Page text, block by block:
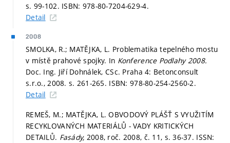
s. 99-102. ISBN: 978-80-7204-629-4.
Detail
2008
SMOLKA, R.; MATĚJKA, L. Problematika tepelného mostu
v místě prahové spojky. In Konference Podlahy 2008.
Doc. Ing. Jiří Dohnálek, CSc. Praha 4: Betonconsult
s.r.o., 2008. s. 261-265. ISBN: 978-80-254-2560-2.
Detail
REMEŠ, M.; MATĚJKA, L. OBVODOVÝ PLÁŠŤ S VYUŽITÍM
RECYKLOVANÝCH MATERIÁLŮ - VADY KRITICKÝCH
DETAILŮ. Fasády, 2008, roč. 2008, č. 11, s. 36-37. ISSN: